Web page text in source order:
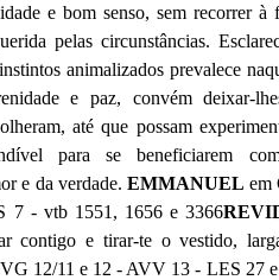
e bom senso, sem recorrer à
pelas circunstâncias.
animalizados prevalece
e paz, convém deixar-
até que possam
para se beneficiarem
e da verdade. EMMANUEL em
7 - vtb 1551, 1656 e 3366
contigo e tirar-te o vestido,
12/11 e 12 - AVV 13 - LES 27